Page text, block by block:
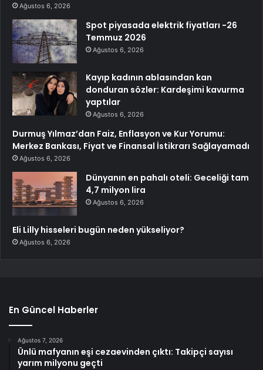
Ağustos 6, 2026
Spot piyasada elektrik fiyatları -26
Temmuz 2026
Ağustos 6, 2026
Kayıp kadının ablasından kan
donduran sözler: Kardeşimi kavurma
yaptılar
Ağustos 6, 2026
Durmuş Yılmaz’dan Faiz, Enflasyon ve Kur Yorumu:
Merkez Bankası, Fiyat ve Finansal İstikrarı Sağlayamadı
Ağustos 6, 2026
Dünyanın en pahalı oteli: Geceliği tam
4,7 milyon lira
Ağustos 6, 2026
Eli Lilly hisseleri bugün neden yükseliyor?
Ağustos 6, 2026
En Güncel Haberler
Ağustos 7, 2026
Ünlü mafyanın eşi cezaevinden çıktı: Takipçi sayısı
yarım milyonu geçti